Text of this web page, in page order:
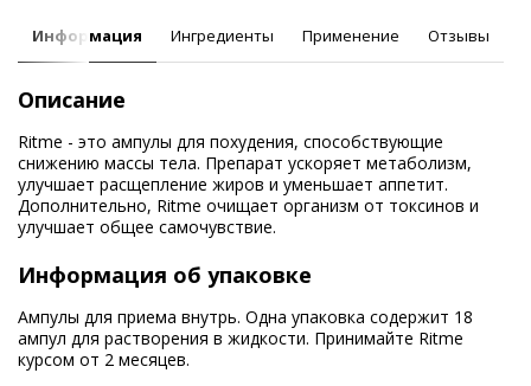
Информация Ингредиенты Применение Отзывы
Описание
Ritme - это ампулы для похудения, способствующие
снижению массы тела. Препарат ускоряет метаболизм,
улучшает расщепление жиров и уменьшает аппетит.
Дополнительно, Ritme очищает организм от токсинов и
улучшает общее самочувствие.
Информация об упаковке
Ампулы для приема внутрь. Одна упаковка содержит 18
ампул для растворения в жидкости. Принимайте Ritme
курсом от 2 месяцев.